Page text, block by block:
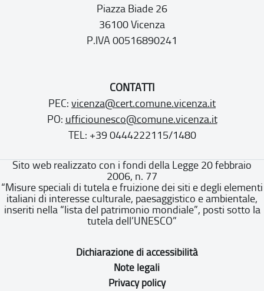
Piazza Biade 26
36100 Vicenza
P.IVA 00516890241
CONTATTI
PEC: vicenza@cert.comune.vicenza.it
PO: ufficiounesco@comune.vicenza.it
TEL: +39 0444222115/1480
Sito web realizzato con i fondi della Legge 20 febbraio
2006, n. 77
“Misure speciali di tutela e fruizione dei siti e degli elementi
italiani di interesse culturale, paesaggistico e ambientale,
inseriti nella “lista del patrimonio mondiale”, posti sotto la
tutela dell’UNESCO”
Dichiarazione di accessibilità
Note legali
Privacy policy